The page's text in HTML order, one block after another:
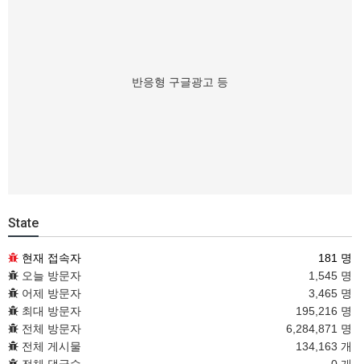
반응형 구글광고 등
State
현재 접속자
181 명
오늘 방문자
1,545 명
어제 방문자
3,465 명
최대 방문자
195,216 명
전체 방문자
6,284,871 명
전체 게시물
134,163 개